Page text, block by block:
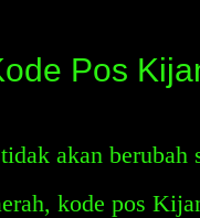
Pos
akan berubah
kode pos